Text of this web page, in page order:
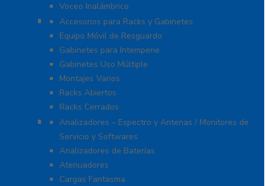
Voceo Inalámbrico
Racks y Gabinetes
Accesorios para Racks y Gabinetes
Equipo Móvil de Resguardo
Gabinetes para Intemperie
Gabinetes Uso Múltiple
Montajes Varios
Racks Abiertos
Racks Cerrados
Equipo de Laboratorio
Analizadores – Espectro y Antenas / Monitores de
Servicio y Softwares
Analizadores de Baterías
Atenuadores
Cargas Fantasma